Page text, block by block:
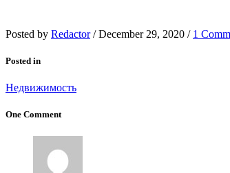
Posted by Redactor / December 29, 2020 / 1
Posted in
Недвижимость
One Comment